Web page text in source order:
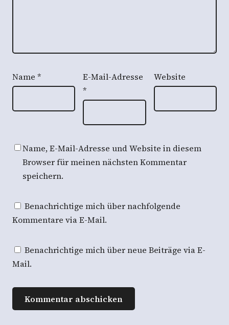
Name *
E-Mail-Adresse
*
Website
Name, E-Mail-Adresse und Website in diesem
Browser für meinen nächsten Kommentar
speichern.
Benachrichtige mich über nachfolgende
Kommentare via E-Mail.
Benachrichtige mich über neue Beiträge via E-
Mail.